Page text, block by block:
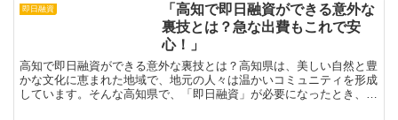
即日融資
「高知で即日融資ができる意外な
裏技とは？急な出費もこれで安
心！」
高知で即日融資ができる意外な裏技とは？高知県は、美しい自然と豊
かな文化に恵まれた地域で、地元の人々は温かいコミュニティを形成
しています。そんな高知県で、「即日融資」が必要になったとき、日